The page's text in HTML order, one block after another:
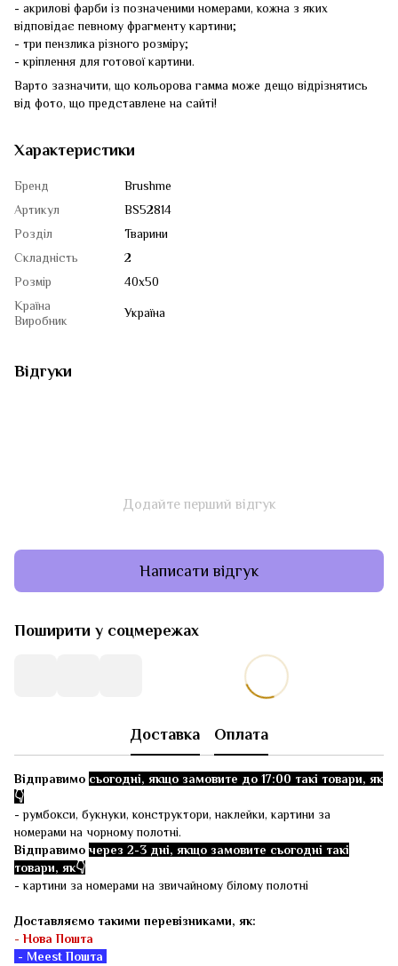
- акрилові фарби із позначеними номерами, кожна з яких
відповідає певному фрагменту картини;
- три пензлика різного розміру;
- кріплення для готової картини.
Варто зазначити, що кольорова гамма може дещо відрізнятись
від фото, що представлене на сайті!
Характеристики
Бренд
Brushme
Артикул
BS52814
Розділ
Тварини
Складність
2
Розмір
40x50
Країна
Виробник
Україна
Відгуки
Додайте перший відгук
Написати відгук
Поширити у соцмережах
Доставка Оплата
Відправимо сьогодні, якщо замовите до 17:00 такі товари, як
👇
- румбокси, букнуки, конструктори, наклейки, картини за
номерами на чорному полотні.
Відправимо через 2-3 дні, якщо замовите сьогодні такі
товари, як👇
- картини за номерами на звичайному білому полотні
Доставляємо такими перевізниками, як:
-Нова Пошта
- Meest Пошта